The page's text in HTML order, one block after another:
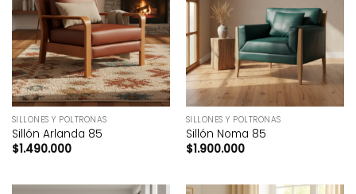
SILLONES Y POLTRONAS
Sillón Arlanda 85
$1.490.000
SILLONES Y POLTRONAS
Sillón Noma 85
$1.900.000